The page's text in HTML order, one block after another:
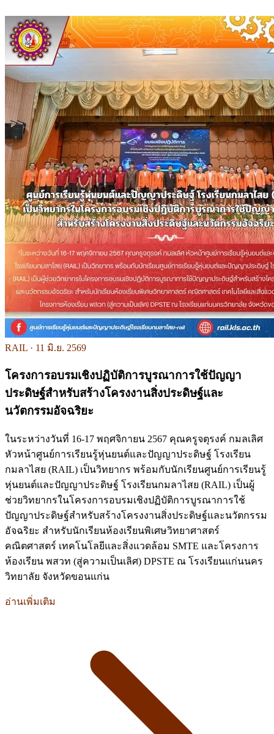
RAIL · 11 มิ.ย. 2569
โครงการอบรมเชิงปฏิบัติการบูรณาการใช้ปัญญา
ประดิษฐ์สำหรับสร้างโครงงานสิ่งประดิษฐ์และ
นวัตกรรมอัจฉริยะ
ในระหว่างวันที่ 16-17 พฤศจิกายน 2567 คุณครูจตุรงค์ กมลเลิศ
หัวหน้าศูนย์การเรียนรู้หุ่นยนต์และปัญญาประดิษฐ์ โรงเรียน
กมลาไสย (RAIL) เป็นวิทยากร พร้อมกับนักเรียนศูนย์การเรียนรู้
หุ่นยนต์และปัญญาประดิษฐ์ โรงเรียนกมลาไสย (RAIL) เป็นผู้
ช่วยวิทยากรในโครงการอบรมเชิงปฏิบัติการบูรณาการใช้
ปัญญาประดิษฐ์สำหรับสร้างโครงงานสิ่งประดิษฐ์และนวัตกรรม
อัจฉริยะ สำหรับนักเรียนห้องเรียนพิเศษวิทยาศาสตร์
คณิตศาสตร์ เทคโนโลยีและสิ่งแวดล้อม SMTE และโครงการ
ห้องเรียน พสวท (สู่ความเป็นเลิศ) DPSTE ณ โรงเรียนแก่นนคร
วิทยาลัย จังหวัดขอนแก่น
อ่านเพิ่มเติม